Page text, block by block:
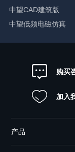
中望CAD建筑版
中望低频电磁仿真
购买
加入
产品